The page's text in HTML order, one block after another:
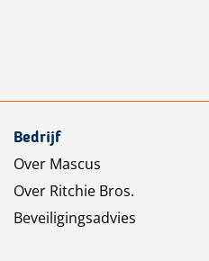
Bedrijf
Over Mascus
Over Ritchie Bros.
Beveiligingsadvies